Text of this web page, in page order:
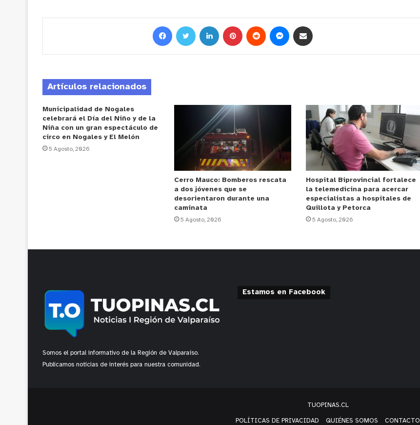
Artículos relacionados
Municipalidad de Nogales
celebrará el Día del Niño y de la
Niña con un gran espectáculo de
circo en Nogales y El Melón
5 Agosto, 2026
Cerro Mauco: Bomberos rescata
a dos jóvenes que se
desorientaron durante una
caminata
5 Agosto, 2026
Hospital Biprovincial fortalece
la telemedicina para acercar
especialistas a hospitales de
Quillota y Petorca
5 Agosto, 2026
Somos el portal informativo de la Región de Valparaíso.
Publicamos noticias de interés para nuestra comunidad.
Estamos en Facebook
TUOPINAS.CL
POLÍTICAS DE PRIVACIDAD QUIÉNES SOMOS CONTACTO